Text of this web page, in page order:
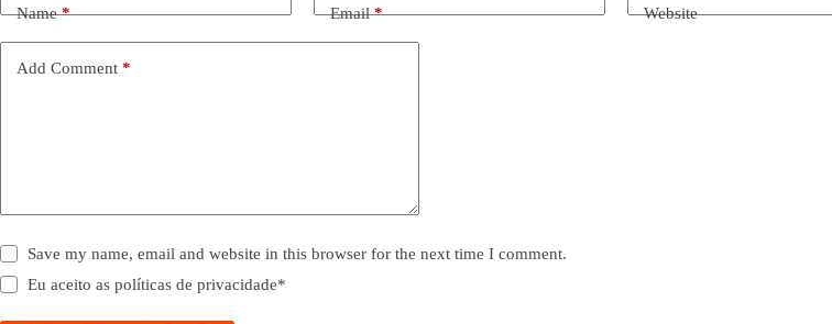
Name* Email* Website
Add Comment *
Save my name, email and website in this browser for the next time I comment.
Eu aceito aspolíticas de privacidade*